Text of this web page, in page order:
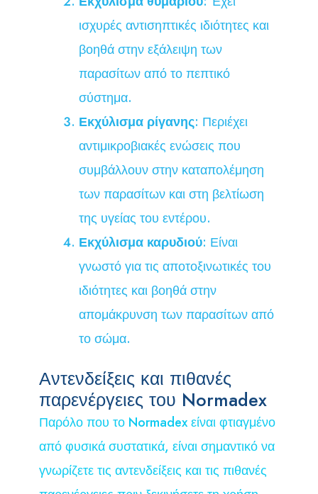
ισχυρές αντισηπτικές ιδιότητες και
βοηθά στην εξάλειψη των
παρασίτων από το πεπτικό
σύστημα.
Εκχύλισμα ρίγανης: Περιέχει
αντιμικροβιακές ενώσεις που
συμβάλλουν στην καταπολέμηση
των παρασίτων και στη βελτίωση
της υγείας του εντέρου.
Εκχύλισμα καρυδιού: Είναι
γνωστό για τις αποτοξινωτικές του
ιδιότητες και βοηθά στην
απομάκρυνση των παρασίτων από
το σώμα.
Αντενδείξεις και πιθανές
παρενέργειες του Normadex
Παρόλο που το Normadex είναι φτιαγμένο
από φυσικά συστατικά, είναι σημαντικό να
γνωρίζετε τις αντενδείξεις και τις πιθανές